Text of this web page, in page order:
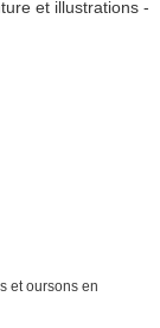
et oursons en